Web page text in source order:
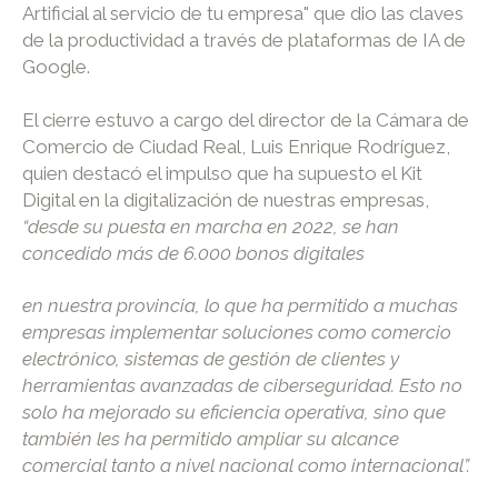
Artificial al servicio de tu empresa" que dio las claves
de la productividad a través de plataformas de IA de
Google.
El cierre estuvo a cargo del director de la Cámara de
Comercio de Ciudad Real, Luis Enrique Rodríguez,
quien destacó el impulso que ha supuesto el Kit
Digital en la digitalización de nuestras empresas,
“desde su puesta en marcha en 2022, se han
concedido más de 6.000 bonos digitales
en nuestra provincia, lo que ha permitido a muchas
empresas implementar soluciones como comercio
electrónico, sistemas de gestión de clientes y
herramientas avanzadas de ciberseguridad. Esto no
solo ha mejorado su eficiencia operativa, sino que
también les ha permitido ampliar su alcance
comercial tanto a nivel nacional como internacional”.